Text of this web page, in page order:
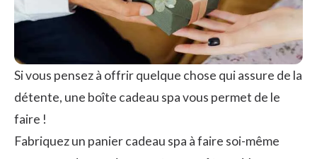
Si vous pensez à offrir quelque chose qui assure de la
détente, une boîte cadeau spa vous permet de le
faire !
Fabriquez un panier cadeau spa à faire soi-même